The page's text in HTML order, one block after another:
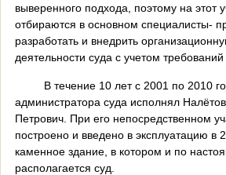
выверенного подхода, поэтому на этот
отбираются в основном специалисты-
разработать и внедрить
деятельности суда с учетом
В течение 10 лет с 2001 по 2010
администратора суда исполнял
Петрович. При его непосредственном
построено и введено в эксплуатацию в
каменное здание, в котором и по
располагается суд.